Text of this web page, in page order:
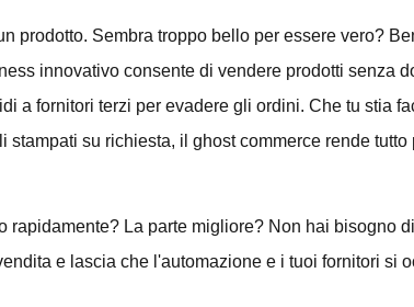
prodotto. Sembra troppo bello per essere vero?
innovativo consente di vendere prodotti senza
a fornitori terzi per evadere gli ordini. Che tu stia
su richiesta, il ghost commerce rende tutto
rapidamente? La parte migliore? Non hai bisogno
e lascia che l'automazione e i tuoi fornitori si